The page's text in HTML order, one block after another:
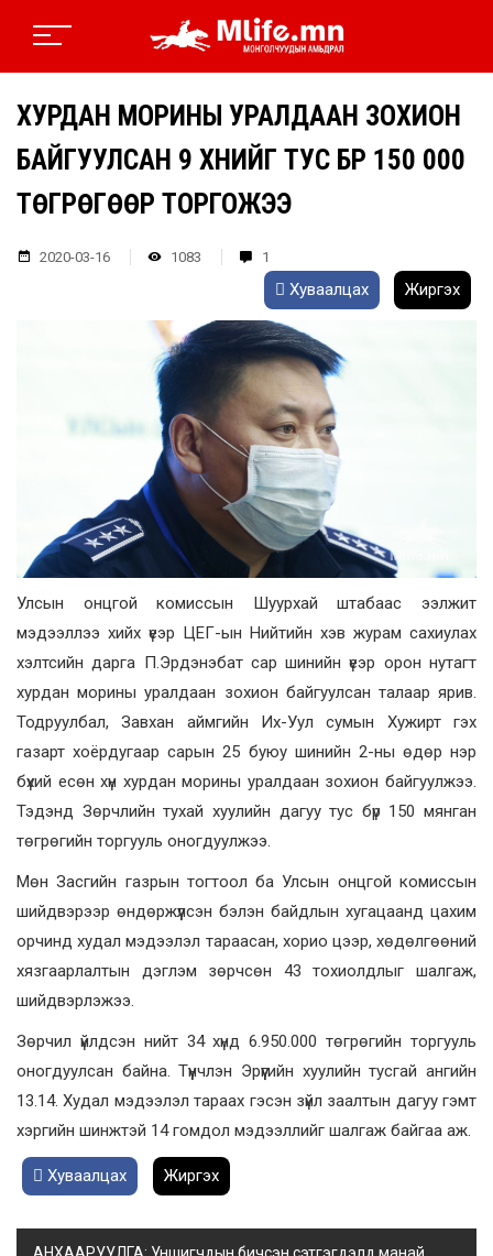
ХУРДАН МОРИНЫ УРАЛДААН ЗОХИОН
БАЙГУУЛСАН 9 ХҮНИЙГ ТУС БҮР 150 000
ТӨГРӨГӨӨР ТОРГОЖЭЭ
2020-03-16 1083 1
Хуваалцах Жиргэх
Улсын онцгой комиссын Шуурхай штабаас ээлжит
мэдээллээ хийх үеэр ЦЕГ-ын Нийтийн хэв журам сахиулах
хэлтсийн дарга П.Эрдэнэбат сар шинийн үеэр орон нутагт
хурдан морины уралдаан зохион байгуулсан талаар ярив.
Тодруулбал, Завхан аймгийн Их-Уул сумын Хужирт гэх
газарт хоёрдугаар сарын 25 буюу шинийн 2-ны өдөр нэр
бүхий есөн хүн хурдан морины уралдаан зохион байгуулжээ.
Тэдэнд Зөрчлийн тухай хуулийн дагуу тус бүр 150 мянган
төгрөгийн торгууль оногдуулжээ.
Мөн Засгийн газрын тогтоол ба Улсын онцгой комиссын
шийдвэрээр өндөржүүлсэн бэлэн байдлын хугацаанд цахим
орчинд худал мэдээлэл тараасан, хорио цээр, хөдөлгөөний
хязгаарлалтын дэглэм зөрчсөн 43 тохиолдлыг шалгаж,
шийдвэрлэжээ.
Зөрчил үйлдсэн нийт 34 хүнд 6.950.000 төгрөгийн торгууль
оногдуулсан байна. Түүнчлэн Эрүүгийн хуулийн тусгай ангийн
13.14. Худал мэдээлэл тараах гэсэн зүйл заалтын дагуу гэмт
хэргийн шинжтэй 14 гомдол мэдээллийг шалгаж байгаа аж.
Хуваалцах Жиргэх